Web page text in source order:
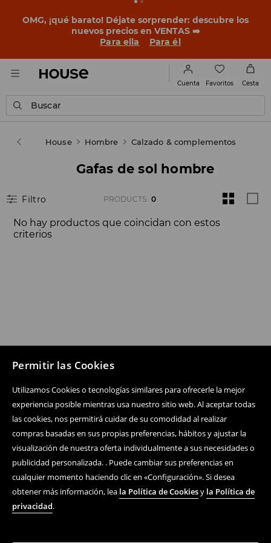
Permitir las Cookies
Utilizamos Cookies o tecnologías similares para ofrecerle la mejor
experiencia posible mientras usa nuestro sitio web. Al aceptar todas
las cookies, nos permitirá cuidar de su comodidad al realizar
compras basadas en sus propias preferencias, hábitos y ajustar la
visualización de nuestra oferta individualmente a sus necesidades o
publicidad personalizada. . Puede cambiar sus preferencias en
cualquier momento haciendo clic en «Configuración». Si desea
obtener más información, lea la Política de Cookiesy la Política de
privacidad.
OMG, ¡qué barato! Déjate sorprender: descubre los
nuevos precios en VENTAS ➡️
Para ella
Para él
Cuenta Favoritos Cesta
Buscar
House Hombre Calzado & complementos
Gafas de sol hombre
Filtro PRODUCTS: 0
No hay productos que coincidan con estos
criterios
Siguenos
Centro de ayuda
Compra En Línea
Términos y condiciones